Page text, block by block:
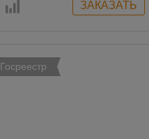
Госреестр